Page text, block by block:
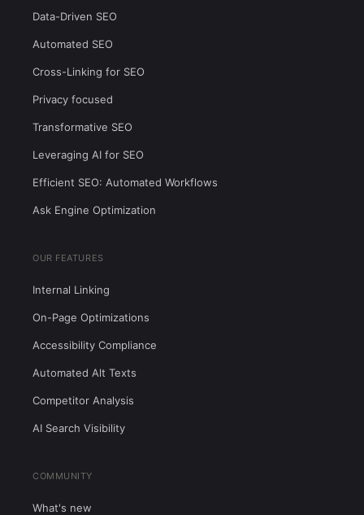
Data-Driven SEO
Automated SEO
Cross-Linking for SEO
Privacy focused
Transformative SEO
Leveraging AI for SEO
Efficient SEO: Automated Workflows
Ask Engine Optimization
OUR FEATURES
Internal Linking
On-Page Optimizations
Accessibility Compliance
Automated Alt Texts
Competitor Analysis
AI Search Visibility
COMMUNITY
What's new